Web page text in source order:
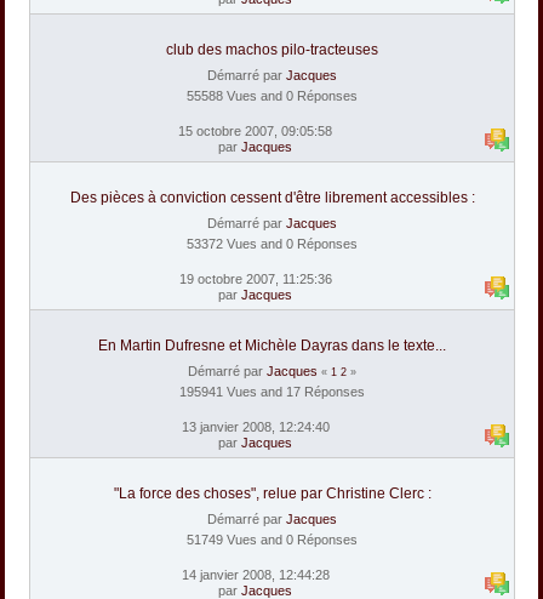
club des machos pilo-tracteuses
Démarré par Jacques
55588 Vues and 0 Réponses
15 octobre 2007, 09:05:58
par Jacques
Des pièces à conviction cessent d'être librement accessibles :
Démarré par Jacques
53372 Vues and 0 Réponses
19 octobre 2007, 11:25:36
par Jacques
En Martin Dufresne et Michèle Dayras dans le texte...
Démarré par Jacques « 1 2 »
195941 Vues and 17 Réponses
13 janvier 2008, 12:24:40
par Jacques
"La force des choses", relue par Christine Clerc :
Démarré par Jacques
51749 Vues and 0 Réponses
14 janvier 2008, 12:44:28
par Jacques